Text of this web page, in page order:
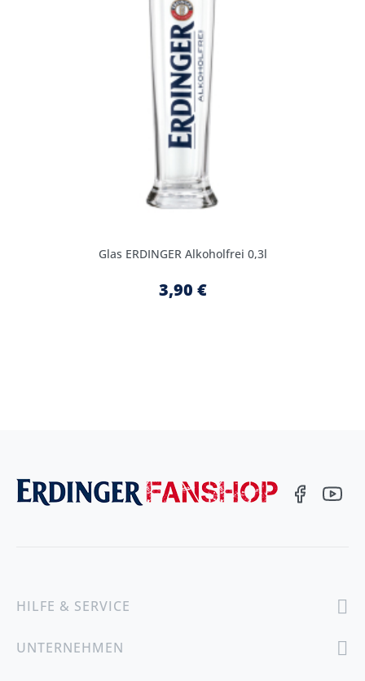
Glas ERDINGER Alkoholfrei 0,3l
3,90 €
HILFE & SERVICE
UNTERNEHMEN